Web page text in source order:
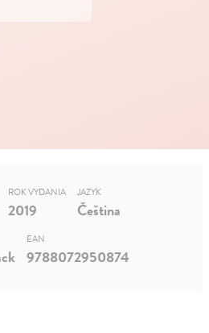
ROK VYDANIA
2019
JAZYK
Čeština
EAN
9788072950874